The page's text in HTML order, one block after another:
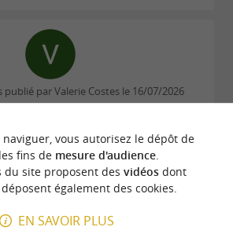
qu’ils aiment tant.
GUIDE BÉARN PYRÉNÉES...
et restaurant gastronomique
Le Domaine de Mont-Riant
publié par Valerie Costes le 16/07/2026
décontracté et très
merveilleux moment dans un
On recommande vivement !
vous autorisez le dépôt de
fins de mesure d'audience.
du site proposent des vidéosdont
également des cookies.
EN SAVOIR PLUS